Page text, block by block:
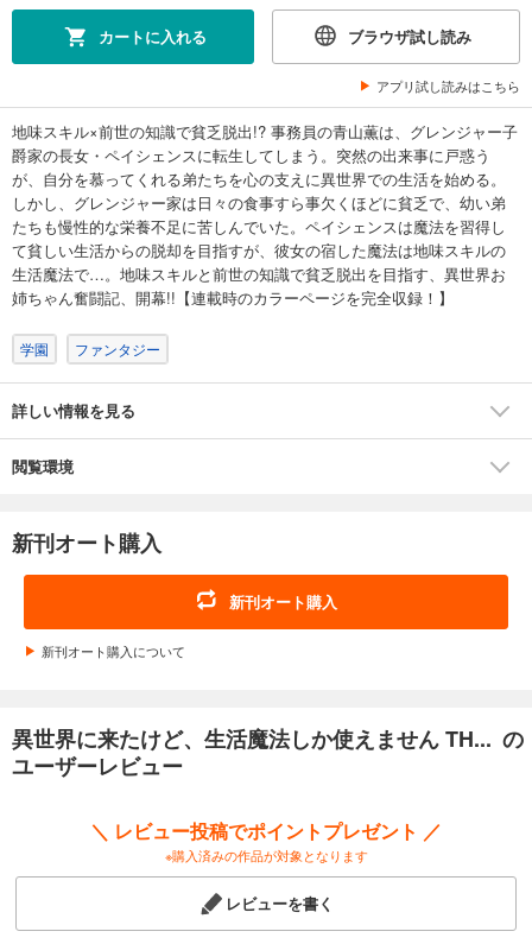
カートに入れる ブラウザ試し読み
アプリ試し読みはこちら
地味スキル×前世の知識で貧乏脱出!? 事務員の青山薫は、グレンジャー子
爵家の長女・ペイシェンスに転生してしまう。突然の出来事に戸惑う
が、自分を慕ってくれる弟たちを心の支えに異世界での生活を始める。
しかし、グレンジャー家は日々の食事すら事欠くほどに貧乏で、幼い弟
たちも慢性的な栄養不足に苦しんでいた。ペイシェンスは魔法を習得し
て貧しい生活からの脱却を目指すが、彼女の宿した魔法は地味スキルの
生活魔法で…。地味スキルと前世の知識で貧乏脱出を目指す、異世界お
姉ちゃん奮闘記、開幕!!【連載時のカラーページを完全収録！】
学園 ファンタジー
詳しい情報を見る
閲覧環境
新刊オート購入
新刊オート購入
新刊オート購入について
異世界に来たけど、生活魔法しか使えません TH... の
ユーザーレビュー
＼ レビュー投稿でポイントプレゼント ／
※購入済みの作品が対象となります
レビューを書く